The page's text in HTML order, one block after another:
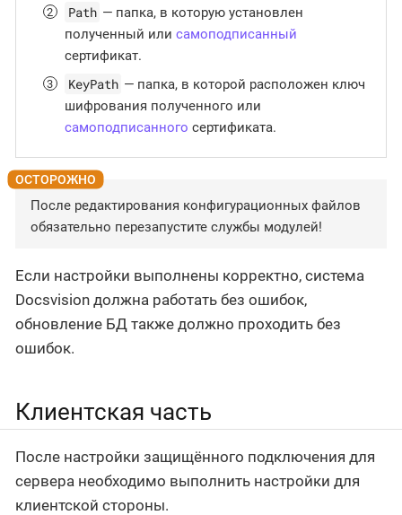
Path — папка, в которую установлен
полученный илисамоподписанный
сертификат.
KeyPath — папка, в которой расположен ключ
шифрования полученного или
самоподписанного сертификата.
После редактирования конфигурационных файлов
обязательно перезапустите службы модулей!
Если настройки выполнены корректно, система
Docsvision должна работать без ошибок,
обновление БД также должно проходить без
ошибок.
Клиентская часть
После настройки защищённого подключения для
сервера необходимо выполнить настройки для
клиентской стороны.